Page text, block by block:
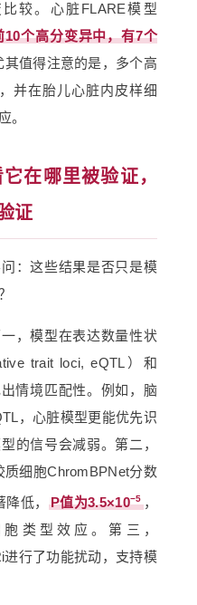
较。心脏FLARE模型
10个高分变异中，有7个
其值得注意的是，多个高
并在胎儿心脏内皮样细
。
在哪里被验证，
证
：这些结果是否只是模
，模型在表达数量性状
trait loci, eQTL）和
情境匹配性。例如，脑
，心脏模型更能优先识
的信号会减弱。第二，
细胞ChromBPNet分数
低，
P值为3.5×10−5 ，
类型效应。第三，
行了功能扰动，支持模